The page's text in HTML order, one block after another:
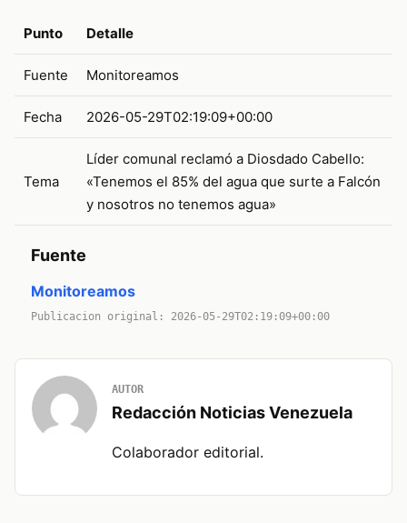
Punto Detalle
Fuente Monitoreamos
Fecha 2026-05-29T02:19:09+00:00
Tema
Líder comunal reclamó a Diosdado Cabello:
«Tenemos el 85% del agua que surte a Falcón
y nosotros no tenemos agua»
Fuente
Monitoreamos
Publicacion original: 2026-05-29T02:19:09+00:00
AUTOR
Redacción Noticias Venezuela
Colaborador editorial.